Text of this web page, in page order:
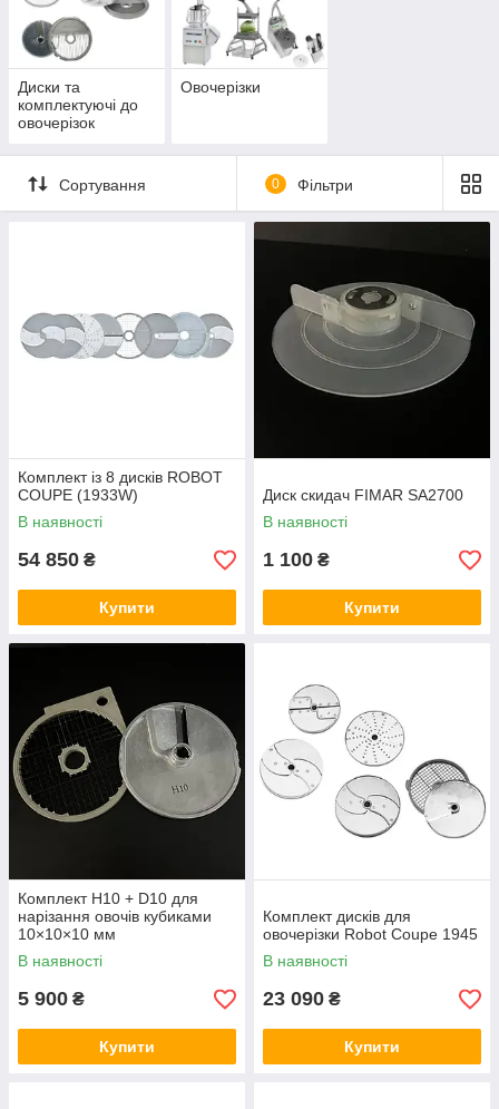
Диски та
комплектуючі до
овочерізок
Овочерізки
Сортування 0 Фільтри
Комплект із 8 дисків ROBOT
COUPE (1933W)
В наявності
54 850 ₴
Купити
Диск cкидач FIMAR SA2700
В наявності
1 100 ₴
Купити
Комплект H10 + D10 для
нарізання овочів кубиками
10×10×10 мм
В наявності
5 900 ₴
Купити
Комплект дисків для
овочерізки Robot Coupe 1945
В наявності
23 090 ₴
Купити